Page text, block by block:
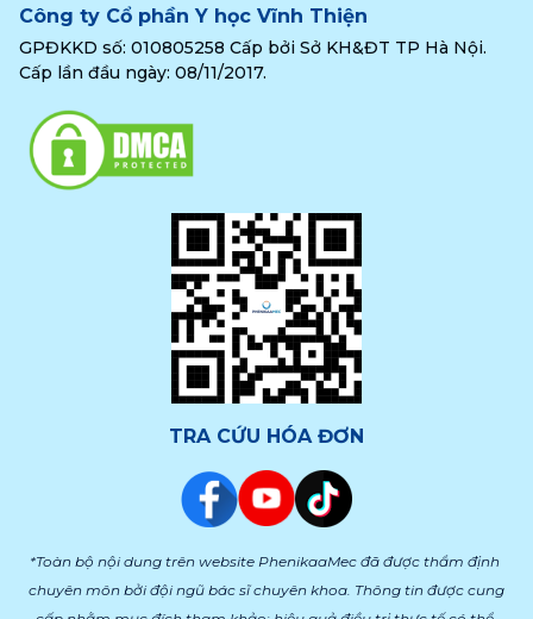
Công ty Cổ phần Y học Vĩnh Thiện
GPĐKKD số: 010805258 Cấp bởi Sở KH&ĐT TP Hà Nội.
Cấp lần đầu ngày: 08/11/2017.
TRA CỨU HÓA ĐƠN
*Toàn bộ nội dung trên website PhenikaaMec đã được thẩm định
chuyên môn bởi đội ngũ bác sĩ chuyên khoa. Thông tin được cung